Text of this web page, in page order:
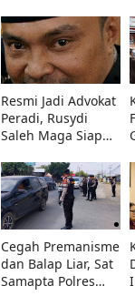
Dugaan Penipuan,
Ini Alasannya!
Resmi Jadi Advokat
Peradi, Rusydi
Saleh Maga Siap
dan Lindungi
Kebebasan Pers
Cegah Premanisme
dan Balap Liar, Sat
Samapta Polres